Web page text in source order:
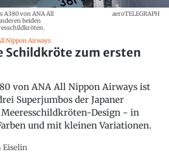
A380 von ANA All
beiden
aeroTELEGRAPH
Nippon Airways
Schildkröte zum ersten
von ANA All Nippon Airways ist
Superjumbos der Japaner
Design - in
und mit kleinen Variationen.
Eiselin